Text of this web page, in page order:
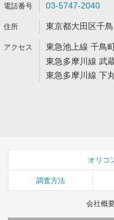
03-5747-2040
東京都大田区千
東急池上線 千鳥
東急多摩川線 武
東急多摩川線 下
オリコ
調査方法
会社概